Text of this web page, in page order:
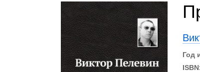
Год